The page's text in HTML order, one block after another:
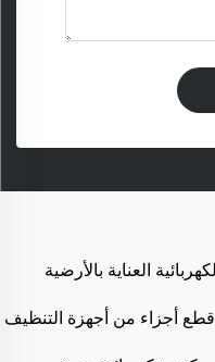
العناية بالأرضية
قطع أجزاء من أجهزة التنظيف